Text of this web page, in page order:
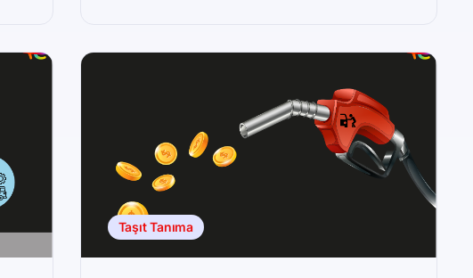
Taşıt Tanıma